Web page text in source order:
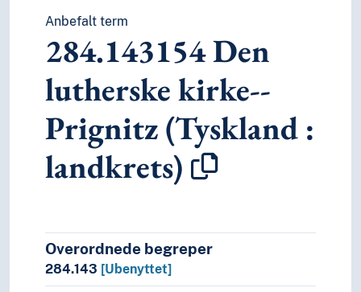
Anbefalt term
284.143154Den
lutherske kirke--
Prignitz (Tyskland :
landkrets)
Overordnede begreper
284.143 [Ubenyttet]